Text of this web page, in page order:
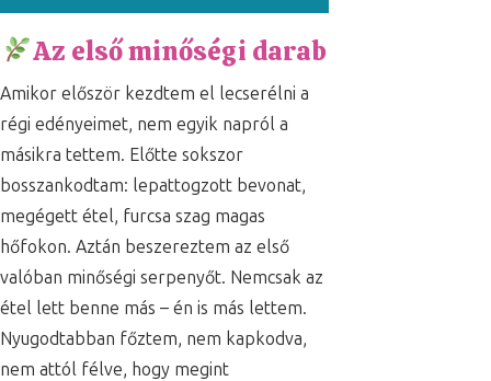
Az első minőségi darab
Amikor először kezdtem el lecserélni a
régi edényeimet, nem egyik napról a
másikra tettem. Előtte sokszor
bosszankodtam: lepattogzott bevonat,
megégett étel, furcsa szag magas
hőfokon. Aztán beszereztem az első
valóban minőségi serpenyőt. Nemcsak az
étel lett benne más – én is más lettem.
Nyugodtabban főztem, nem kapkodva,
nem attól félve, hogy megint